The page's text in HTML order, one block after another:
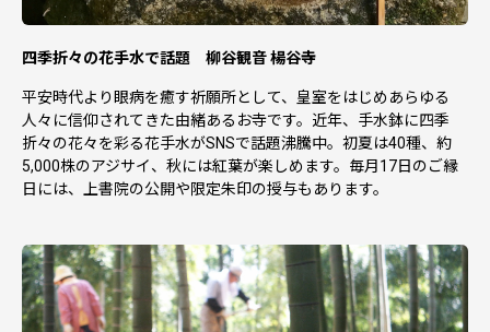
四季折々の花手水で話題 柳谷観音 楊谷寺
平安時代より眼病を癒す祈願所として、皇室をはじめあらゆる
人々に信仰されてきた由緒あるお寺です。近年、手水鉢に四季
折々の花々を彩る花手水がSNSで話題沸騰中。初夏は40種、約
5,000株のアジサイ、秋には紅葉が楽しめます。毎月17日のご縁
日には、上書院の公開や限定朱印の授与もあります。